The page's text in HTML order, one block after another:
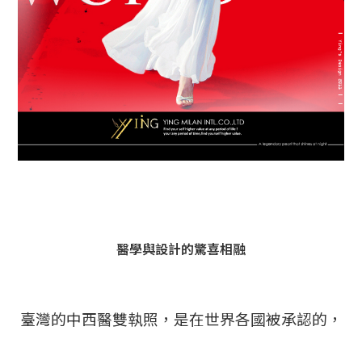
醫學與設計的驚喜相融
臺灣的中西醫雙執照，是在世界各國被承認的，